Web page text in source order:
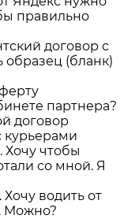
правильно
договор с
образец (бланк)
партнера?
договор
курьерами
Хочу чтобы
со мной. Я
водить от
Можно?